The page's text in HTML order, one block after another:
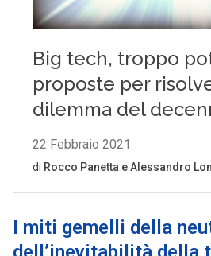
I miti gemelli della